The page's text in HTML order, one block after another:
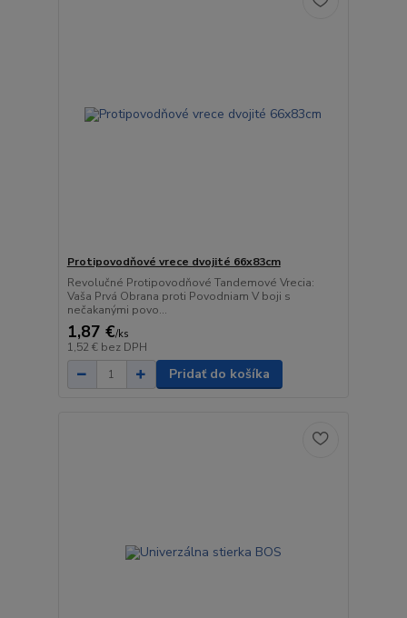
Protipovodňové vrece dvojité 66x83cm
Revolučné Protipovodňové Tandemové Vrecia:
Vaša Prvá Obrana proti Povodniam V boji s
nečakanými povo...
1,87 €/ks
1,52 € bez DPH
Pridať do košíka